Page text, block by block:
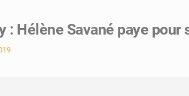
: Hélène Savané paye